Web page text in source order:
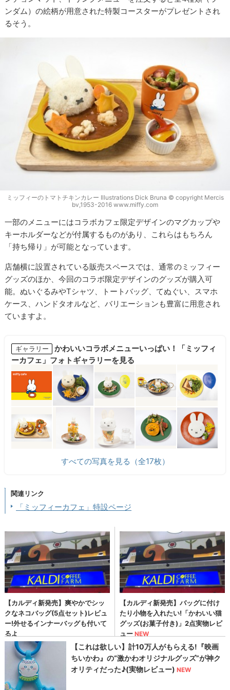
ンダム）の絵柄が用意された特製コースターがプレゼントされ
るそう。
ミッフィーのトマトチキンカレー Illustrations Dick Bruna © copyright Mercis
bv,1953-2016 www.miffy.com
一部のメニューにはコラボカフェ限定デザインのマグカップや
キーホルダーなどが付属するものがあり、これらはもちろん
「持ち帰り」が可能となっています。
店舗横に設置されている販売スペースでは、通常のミッフィー
グッズのほか、今回のコラボ限定デザインのグッズが購入可
能。ぬいぐるみやTシャツ、トートバッグ、てぬぐい、スマホ
ケース、ハンドタオルなど、バリエーションも豊富に用意され
ていますよ。
ギャラリー
かわいいコラボメニューいっぱい！「ミッフィ
ーカフェ」フォトギャラリーを見る
すべての写真を見る（全17枚）
関連リンク
「ミッフィーカフェ」特設ページ